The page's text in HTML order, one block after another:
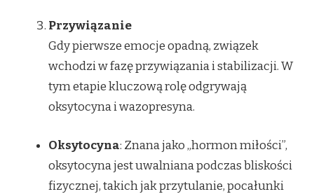
Przywiązanie
Gdy pierwsze emocje opadną, związek
wchodzi w fazę przywiązania i stabilizacji. W
tym etapie kluczową rolę odgrywają
oksytocyna i wazopresyna.
Oksytocyna: Znana jako „hormon miłości”,
oksytocyna jest uwalniana podczas bliskości
fizycznej, takich jak przytulanie, pocałunki